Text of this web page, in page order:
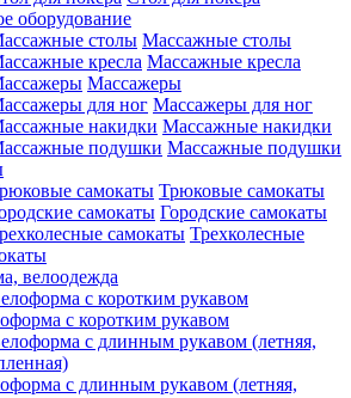
оборудование
Массажные столы
Массажные кресла
Массажеры
Массажеры для ног
Массажные накидки
Массажные подушки
Трюковые самокаты
Городские самокаты
Трехколесные
велоодежда
с коротким рукавом
с длинным рукавом (летняя,